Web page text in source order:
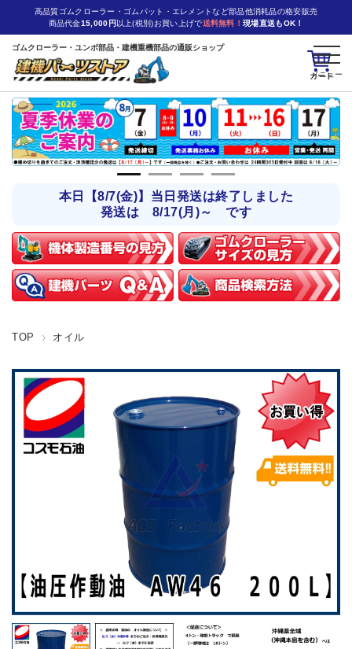
カート
高品質ゴムクローラー・ゴムパット・エレメントなど部品他消耗品の格安販売
商品代金15,000円 以上(税別)お買い上げで送料無料！ 現場直送もOK！
ゴムクローラー・ユンボ部品・建機重機部品の通販ショップ
本日【8/7(金)】当日発送は終了しました
発送は 8/17(月)～ です
TOP オイル